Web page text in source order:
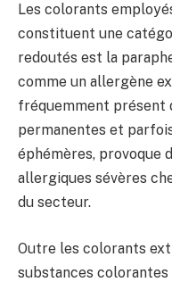
Les colorants
constituent une
redoutés est la
comme un allergène
fréquemment présent
permanentes et
éphémères, provoque
allergiques sévères
du secteur.
Outre les colorants
substances